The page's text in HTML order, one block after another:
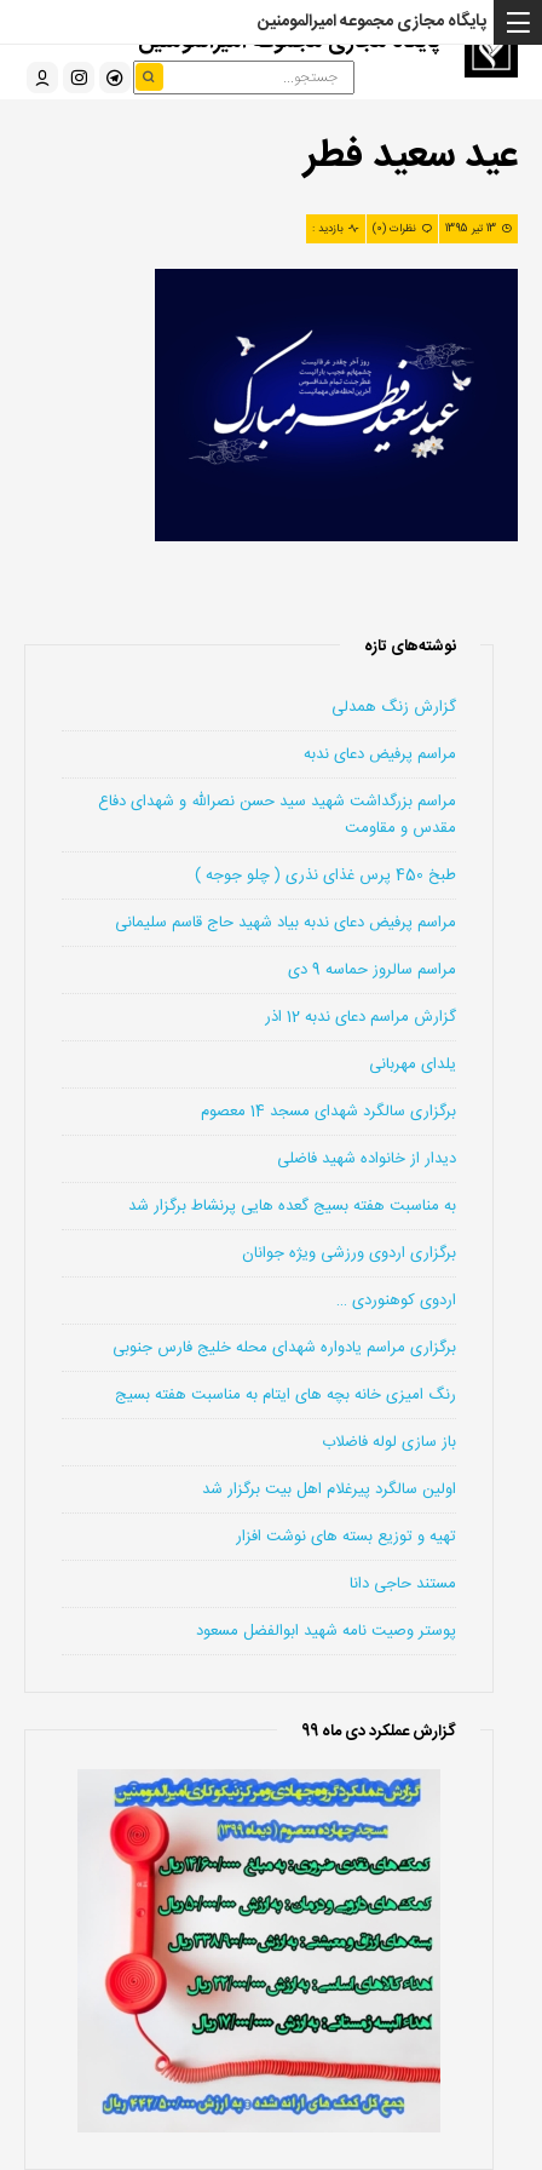
پایگاه مجازی مجموعه امیرالمومنین
پایگاه مجازی مجموعه امیرالمومنین
عید سعید فطر
13 تیر 1395 نظرات (0) بازدید :
نوشته‌های تازه
گزارش زنگ همدلی
مراسم پرفیض دعای ندبه
مراسم بزرگداشت شهید سید حسن نصرالله و شهدای دفاع
مقدس و مقاومت
طبخ 450 پرس غذای نذری ( چلو جوجه )
مراسم پرفیض دعای ندبه بیاد شهید حاج قاسم سلیمانی
مراسم سالروز حماسه 9 دی
گزارش مراسم دعای ندبه 12 اذر
یلدای مهربانی
برگزاری سالگرد شهدای مسجد 14 معصوم
دیدار از خانواده شهید فاضلی
به مناسبت هفته بسیج گعده هایی پرنشاط برگزار شد
برگزاری اردوی ورزشی ویژه جوانان
اردوی کوهنوردی …
برگزاری مراسم یادواره شهدای محله خلیج فارس جنوبی
رنگ امیزی خانه بچه های ایتام به مناسبت هفته بسیج
باز سازی لوله فاضلاب
اولین سالگرد پیرغلام اهل بیت برگزار شد
تهیه و توزیع بسته های نوشت افزار
مستند حاجی دانا
پوستر وصیت نامه شهید ابوالفضل مسعود
گزارش عملکرد دی ماه 99